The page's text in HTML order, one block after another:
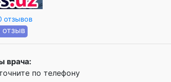
отзывов
отзыв
врача:
по телефону